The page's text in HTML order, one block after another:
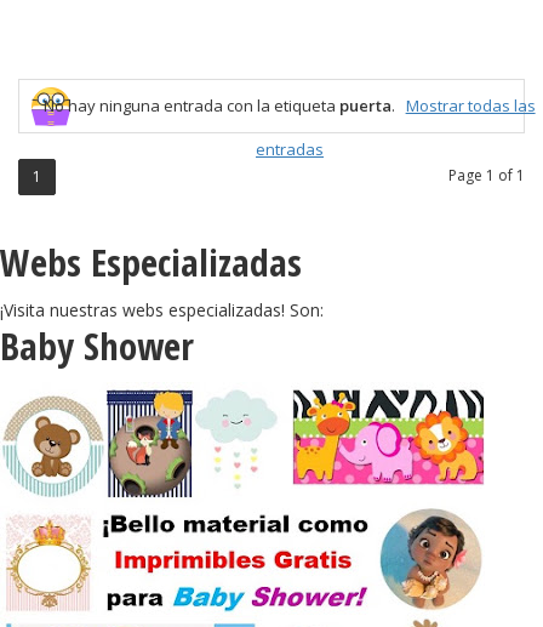
No hay ninguna entrada con la etiqueta puerta. Mostrar todas las
entradas
Page 1 of 1
1
Webs Especializadas
¡Visita nuestras webs especializadas! Son:
Baby Shower